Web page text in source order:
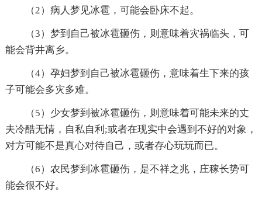
（2）病人梦见冰雹，可能会卧床不起。
（3）梦到自己被冰雹砸伤，则意味着灾祸临头，可
能会背井离乡。
（4）孕妇梦到自己被冰雹砸伤，意味着生下来的孩
子可能会多灾多难。
（5）少女梦到被冰雹砸伤，则意味着可能未来的丈
夫冷酷无情，自私自利;或者在现实中会遇到不好的对象，
对方可能不是真心对待自己，或者存心玩玩而已。
（6）农民梦到冰雹砸伤，是不祥之兆，庄稼长势可
能会很不好。